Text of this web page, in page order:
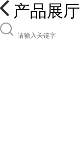
产品展厅